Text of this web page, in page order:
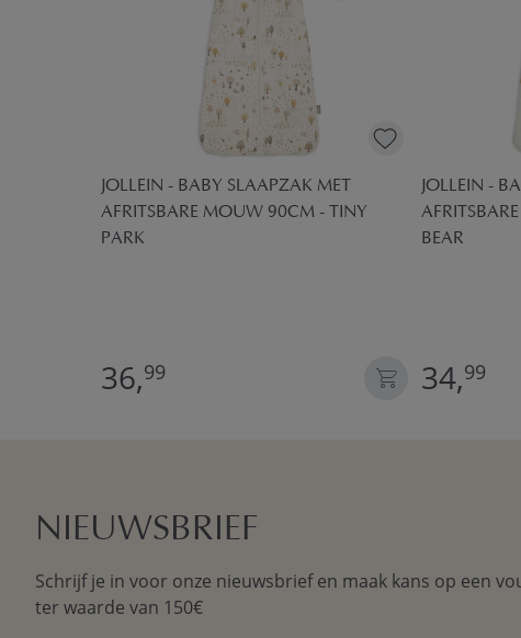
JOLLEIN - BABY SLAAPZAK MET
AFRITSBARE MOUW 90CM - TINY
PARK
36,99
JOLLEIN -
BEAR
34,99
NIEUWSBRIEF
Schrijf je in voor onze nieuwsbrief en maak kans op een
ter waarde van 150€